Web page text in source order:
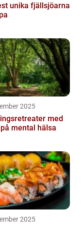
unika fjällsjöarna
2025
med
mental hälsa
2025